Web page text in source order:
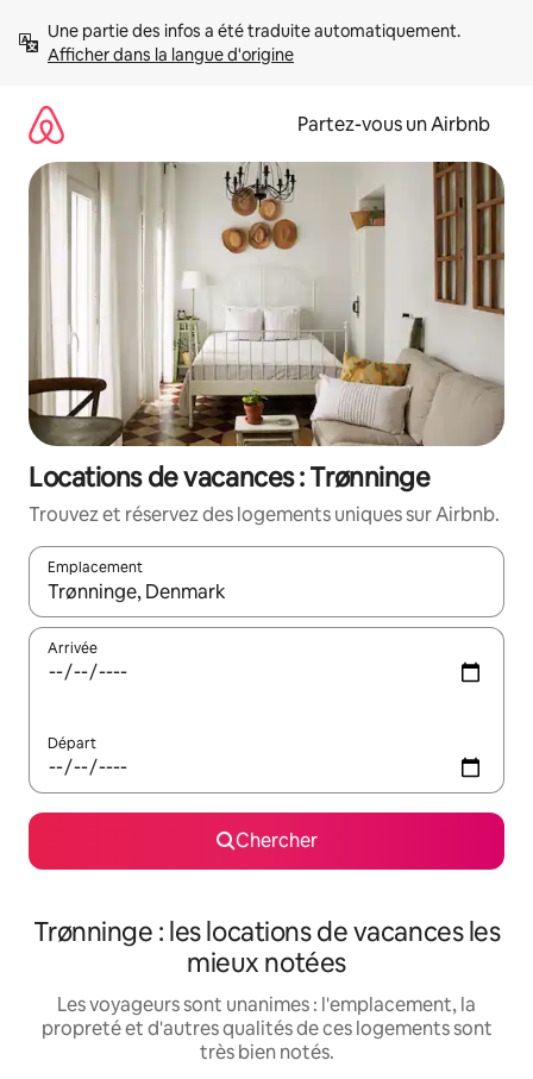
directement
Afficher dans la langue d'origine
Partez-vous un Airbnb
Locations de vacances : Trønninge
Trouvez et réservez des logements uniques sur Airbnb.
Emplacement
Quand les résultats sont affichés, parcourez-les en utilisant
Arrivée
Départ
Chercher
Trønninge : les locations de vacances les
mieux notées
Les voyageurs sont unanimes : l'emplacement, la
propreté et d'autres qualités de ces logements sont
très bien notés.